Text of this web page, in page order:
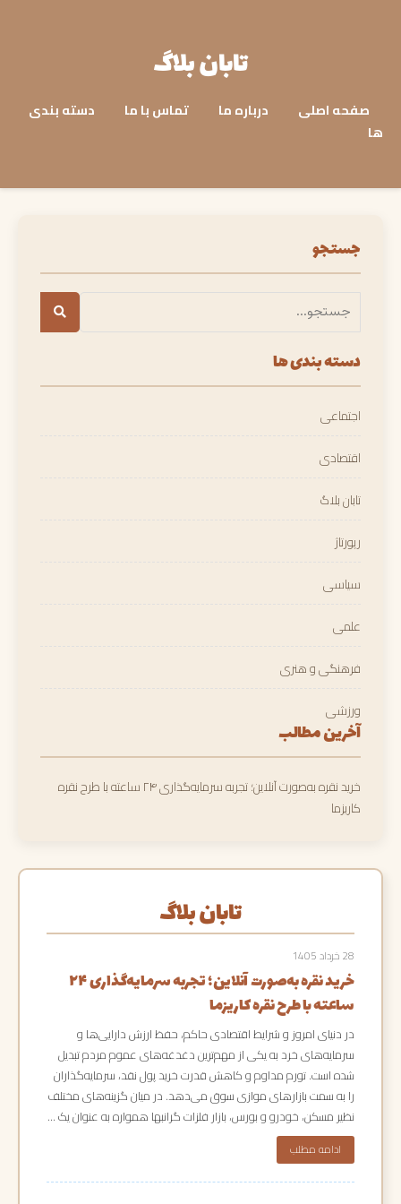
تابان بلاگ
صفحه اصلی درباره ما تماس با ما
دسته بندی
ها
جستجو
دسته بندی ها
اجتماعی
اقتصادی
تابان بلاگ
رپورتاژ
سیاسی
علمی
فرهنگی و هنری
ورزشی
آخرین مطالب
خرید نقره به‌صورت آنلاین؛ تجربه سرمایه‌گذاری ۲۴ ساعته با طرح نقره
کاریزما
تابان بلاگ
28 خرداد 1405
خرید نقره به‌صورت آنلاین؛ تجربه سرمایه‌گذاری ۲۴
ساعته با طرح نقره کاریزما
در دنیای امروز و شرایط اقتصادی حاکم، حفظ ارزش دارایی‌ها و
سرمایه‌های خرد به یکی از مهم‌ترین دغدغه‌های عموم مردم تبدیل
شده است. تورم مداوم و کاهش قدرت خرید پول نقد، سرمایه‌گذاران
را به سمت بازارهای موازی سوق می‌دهد. در میان گزینه‌های مختلف
نظیر مسکن، خودرو و بورس، بازار فلزات گرانبها همواره به عنوان یک …
ادامه مطلب